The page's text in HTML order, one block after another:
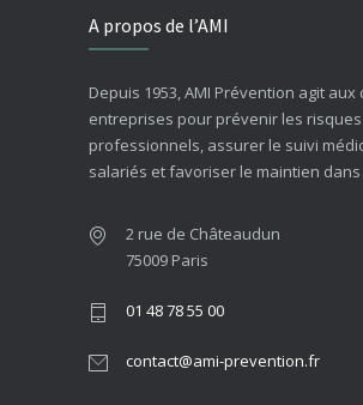
A propos de l’AMI
Depuis 1953, AMI Prévention agit aux
entreprises pour prévenir les risques
professionnels, assurer le suivi
salariés et favoriser le maintien dans
2 rue de Châteaudun
75009 Paris
01 48 78 55 00
contact@ami-prevention.fr